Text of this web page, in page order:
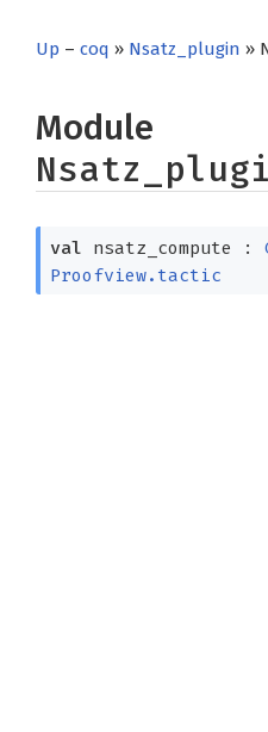
Up – coq » Nsatz_plugin »
Module
val nsatz_compute :
Proofview.tactic